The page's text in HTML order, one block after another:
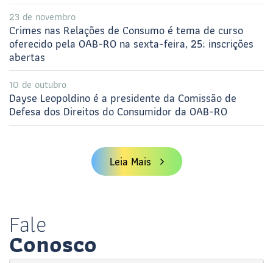
23 de novembro
Crimes nas Relações de Consumo é tema de curso
oferecido pela OAB-RO na sexta-feira, 25; inscrições
abertas
10 de outubro
Dayse Leopoldino é a presidente da Comissão de
Defesa dos Direitos do Consumidor da OAB-RO
Leia Mais
Fale
Conosco